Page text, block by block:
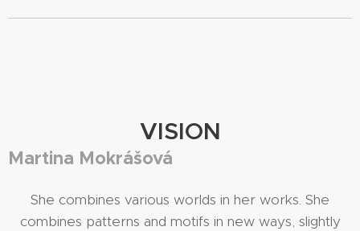
VISION
Martina Mokrášová
She combines various worlds in her works. She
combines patterns and motifs in new ways, slightly